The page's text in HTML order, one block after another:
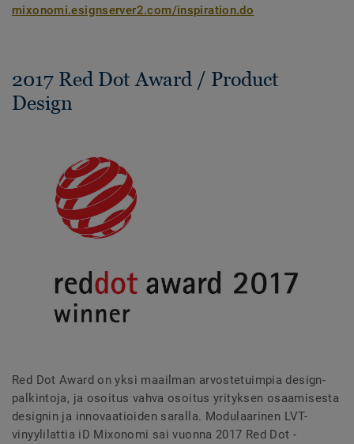
mixonomi.esignserver2.com/inspiration.do
2017 Red Dot Award / Product
Design
Red Dot Award on yksi maailman arvostetuimpia design-
palkintoja, ja osoitus vahva osoitus yrityksen osaamisesta
designin ja innovaatioiden saralla. Modulaarinen LVT-
vinyylilattia iD Mixonomi sai vuonna 2017 Red Dot -